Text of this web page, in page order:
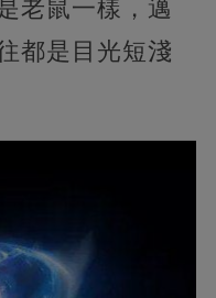
老鼠一樣，邁
都是目光短淺